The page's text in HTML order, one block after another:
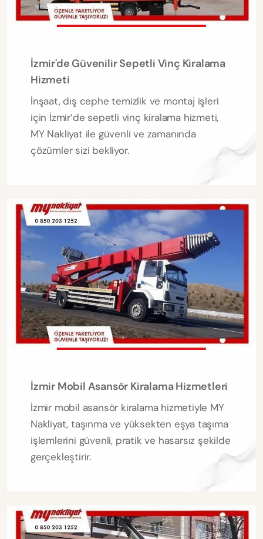
İzmir'de Güvenilir Sepetli Vinç Kiralama
Hizmeti
İnşaat, dış cephe temizlik ve montaj işleri
için İzmir’de sepetli vinç kiralama hizmeti,
MY Nakliyat ile güvenli ve zamanında
çözümler sizi bekliyor.
İzmir Mobil Asansör Kiralama Hizmetleri
İzmir mobil asansör kiralama hizmetiyle MY
Nakliyat, taşınma ve yüksekten eşya taşıma
işlemlerini güvenli, pratik ve hasarsız şekilde
gerçekleştirir.